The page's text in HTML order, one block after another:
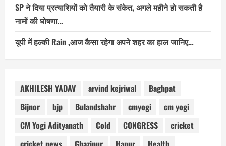
SP ने दिया प्रत्याशियों को तैयारी के संकेत, अगले महीने हो सकती है
नामों की घोषणा…
यूपी में हल्की Rain ,आज कैसा रहेगा अपने शहर का हाल जानिए…
AKHILESH YADAV arvind kejriwal
Baghpat
Bijnor
bjp Bulandshahr cmyogi
cm yogi
CM Yogi Adityanath
Cold CONGRESS
cricket